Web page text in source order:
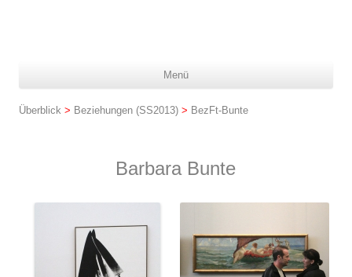
Menü
Überblick > Beziehungen (SS2013) > BezFt-Bunte
Barbara Bunte